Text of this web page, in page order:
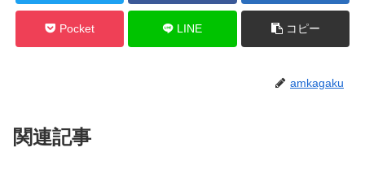
Pocket LINE コピー
amkagaku
関連記事